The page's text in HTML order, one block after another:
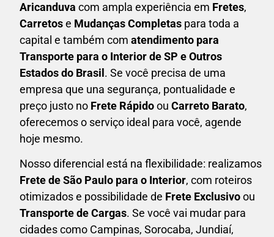
Aricanduva com ampla experiência em Fretes,
Carretose Mudanças Completas para toda a
capital e também com atendimento para
Transporte para o Interior de SP e Outros
Estados do Brasil . Se você precisa de uma
empresa que una segurança, pontualidade e
preço justo no Frete Rápidoou Carreto Barato,
oferecemos o serviço ideal para você, agende
hoje mesmo.
Nosso diferencial está na flexibilidade: realizamos
Frete de São Paulo para o Interior, com roteiros
otimizados e possibilidade de Frete Exclusivoou
Transporte de Cargas. Se você vai mudar para
cidades como Campinas, Sorocaba, Jundiaí,